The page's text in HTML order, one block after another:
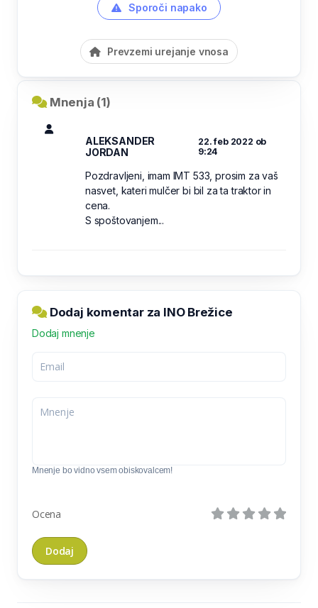
Sporoči napako
Prevzemi urejanje vnosa
Mnenja (1)
ALEKSANDER
JORDAN
22. feb 2022 ob
9:24
Pozdravljeni, imam IMT 533, prosim za vaš
nasvet, kateri mulčer bi bil za ta traktor in
cena.
S spoštovanjem...
Dodaj komentar za INO Brežice
Dodaj mnenje
Mnenje bo vidno vsem obiskovalcem!
Ocena